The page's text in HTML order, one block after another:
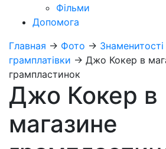
Фільми
Допомога
Главная → Фото →
грамплатівки → Джо Кокер в
грампластинок
Джо Кокер в
магазине